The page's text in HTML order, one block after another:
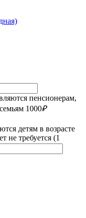
пенсионерам,
1000₽
детям в возрасте
не требуется (1